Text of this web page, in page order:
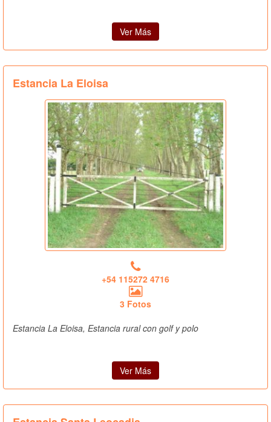
Ver Más
Estancia La Eloisa
+54 115272 4716
3 Fotos
Estancia La Eloisa, Estancia rural con golf y polo
Ver Más